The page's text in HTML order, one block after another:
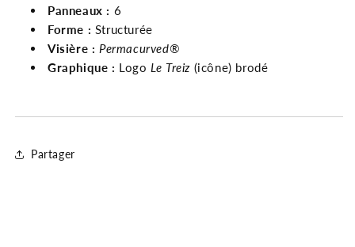
Panneaux : 6
Forme : Structurée
Visière : Permacurved®
Graphique : Logo Le Treiz (icône) brodé
Partager